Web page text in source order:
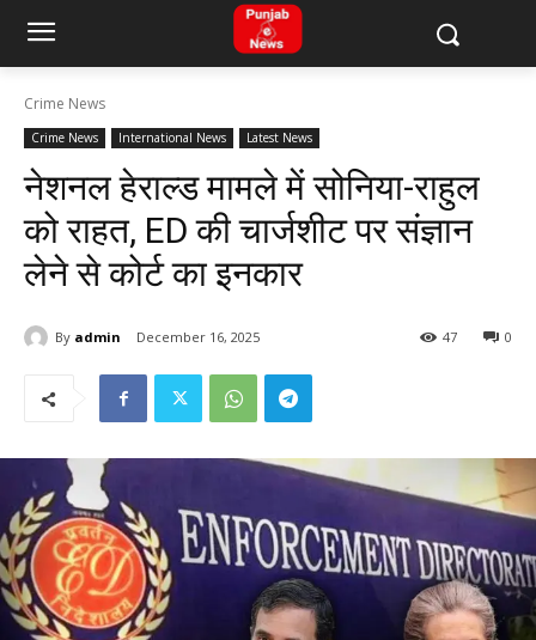
Crime News
Crime News International News Latest News
नेशनल हेराल्ड मामले में सोनिया-राहुल
को राहत, ED की चार्जशीट पर संज्ञान
लेने से कोर्ट का इनकार
By admin December 16, 2025 0
47